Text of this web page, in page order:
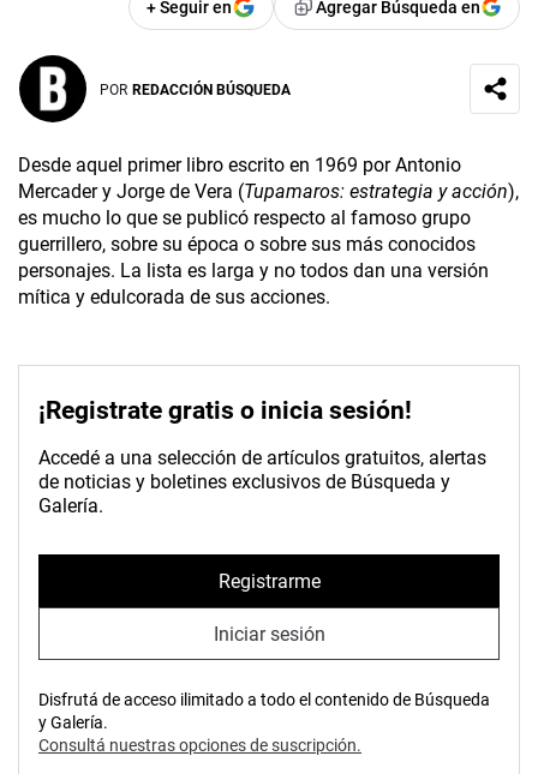
+ Seguir en Agregar Búsqueda en
POR REDACCIÓN BÚSQUEDA
Desde aquel primer libro escrito en 1969 por Antonio
Mercader y Jorge de Vera (Tupamaros: estrategia y acción),
es mucho lo que se publicó respecto al famoso grupo
guerrillero, sobre su época o sobre sus más conocidos
personajes. La lista es larga y no todos dan una versión
mítica y edulcorada de sus acciones.
¡Registrate gratis o inicia sesión!
Accedé a una selección de artículos gratuitos, alertas
de noticias y boletines exclusivos de Búsqueda y
Galería.
Registrarme
Iniciar sesión
Disfrutá de acceso ilimitado a todo el contenido de Búsqueda
y Galería.
Consultá nuestras opciones de suscripción.